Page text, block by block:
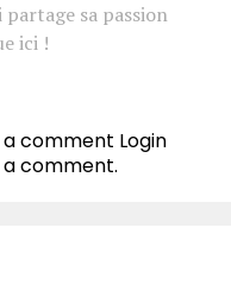
partage sa passion
ici !
a comment Login
comment.